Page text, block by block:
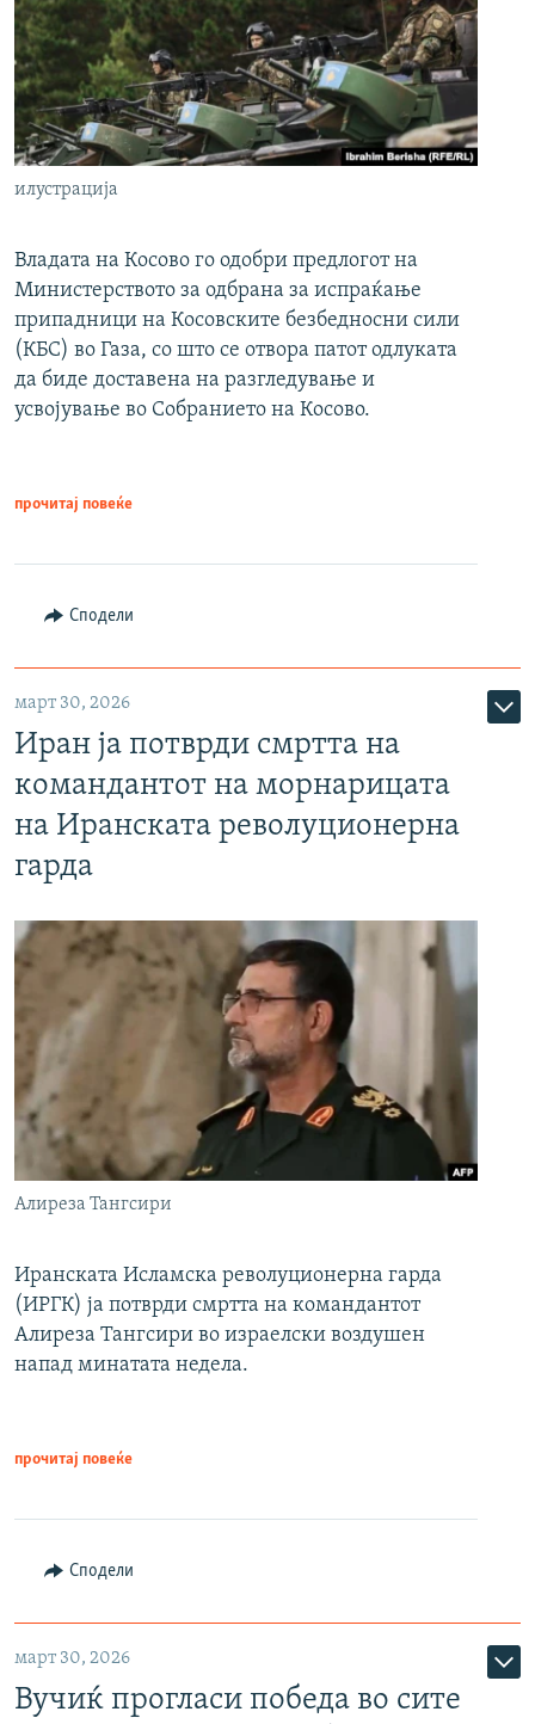
илустрација
Владата на Косово го одобри предлогот на
Министерството за одбрана за испраќање
припадници на Косовските безбедносни сили
(КБС) во Газа, со што се отвора патот одлуката
да биде доставена на разгледување и
усвојување во Собранието на Косово.
прочитај повеќе
Сподели
март 30, 2026
Иран ја потврди смртта на
командантот на морнарицата
на Иранската револуционерна
гарда
Алиреза Тангсири
Иранската Исламска револуционерна гарда
(ИРГК) ја потврди смртта на командантот
Алиреза Тангсири во израелски воздушен
напад минатата недела.
прочитај повеќе
Сподели
март 30, 2026
Вучиќ прогласи победа во сите